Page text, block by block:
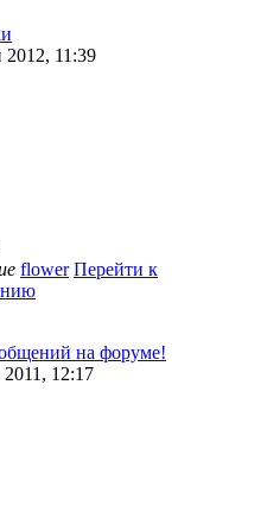
11:39
flower Перейти к
на форуме!
12:17